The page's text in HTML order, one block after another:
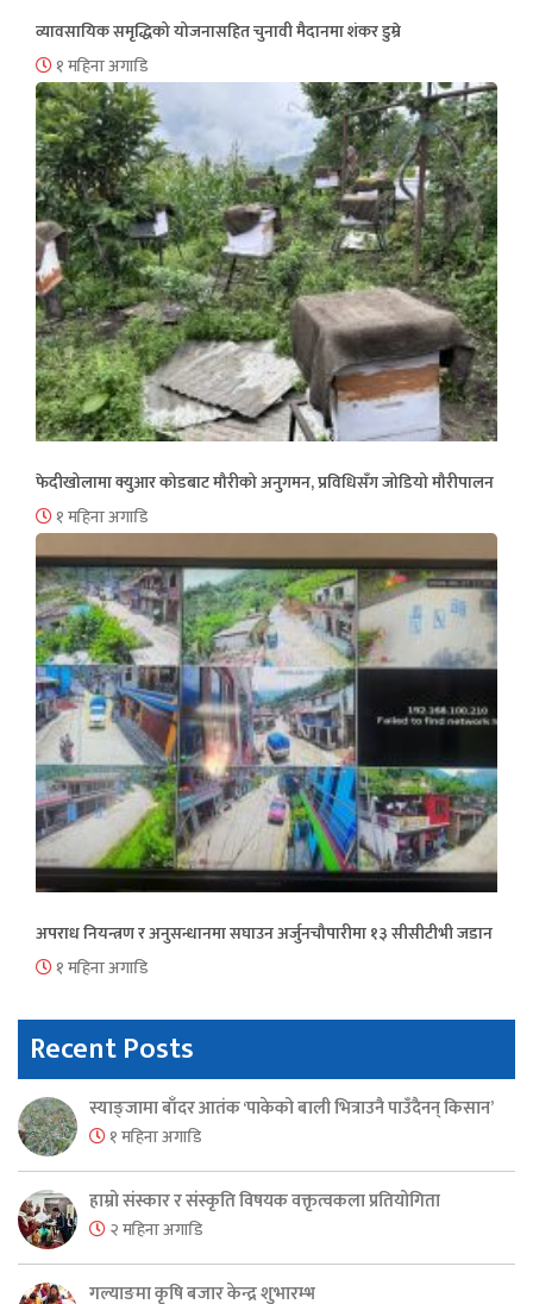
व्यावसायिक समृद्धिको योजनासहित चुनावी मैदानमा शंकर डुम्रे
१ महिना अगाडि
फेदीखोलामा क्युआर कोडबाट मौरीको अनुगमन, प्रविधिसँग जोडियो मौरीपालन
१ महिना अगाडि
अपराध नियन्त्रण र अनुसन्धानमा सघाउन अर्जुनचौपारीमा १३ सीसीटीभी जडान
१ महिना अगाडि
Recent Posts
स्याङ्जामा बाँदर आतंक ‘पाकेको बाली भित्राउनै पाउँदैनन् किसान’
१ महिना अगाडि
हाम्रो संस्कार र संस्कृति विषयक वक्तृत्वकला प्रतियोगिता
२ महिना अगाडि
गल्याङमा कृषि बजार केन्द्र शुभारम्भ